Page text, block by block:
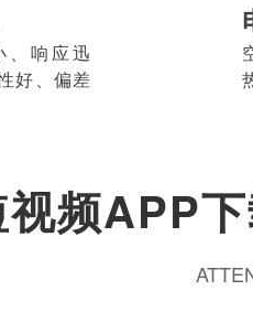
、响应迅
好、偏差
频APP